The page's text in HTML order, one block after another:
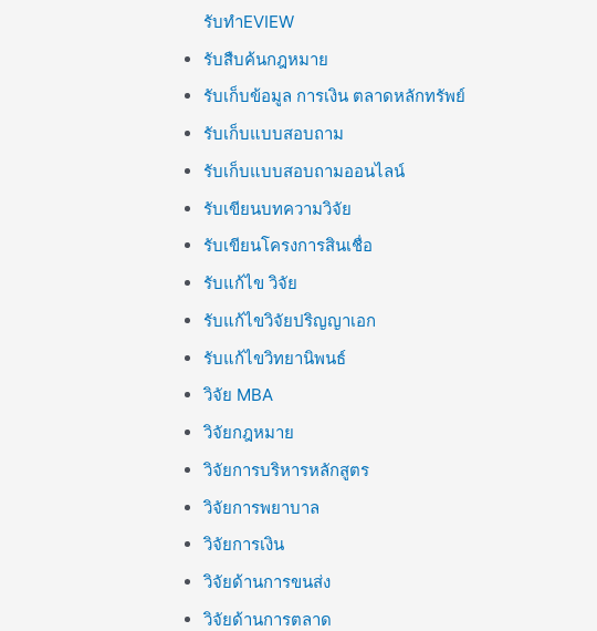
รับทำEVIEW
รับสืบค้นกฎหมาย
รับเก็บข้อมูล การเงิน ตลาดหลักทรัพย์
รับเก็บแบบสอบถาม
รับเก็บแบบสอบถามออนไลน์
รับเขียนบทความวิจัย
รับเขียนโครงการสินเชื่อ
รับแก้ไข วิจัย
รับแก้ไขวิจัยปริญญาเอก
รับแก้ไขวิทยานิพนธ์
วิจัย MBA
วิจัยกฎหมาย
วิจัยการบริหารหลักสูตร
วิจัยการพยาบาล
วิจัยการเงิน
วิจัยด้านการขนส่ง
วิจัยด้านการตลาด